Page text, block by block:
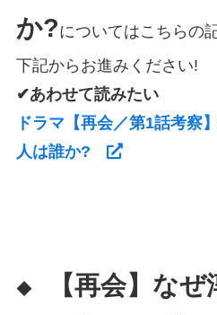
か?についてはこちらの
下記からお進みください!
✔あわせて読みたい
ドラマ【再会／第1話考察
人は誰か?
◆
【再会】な